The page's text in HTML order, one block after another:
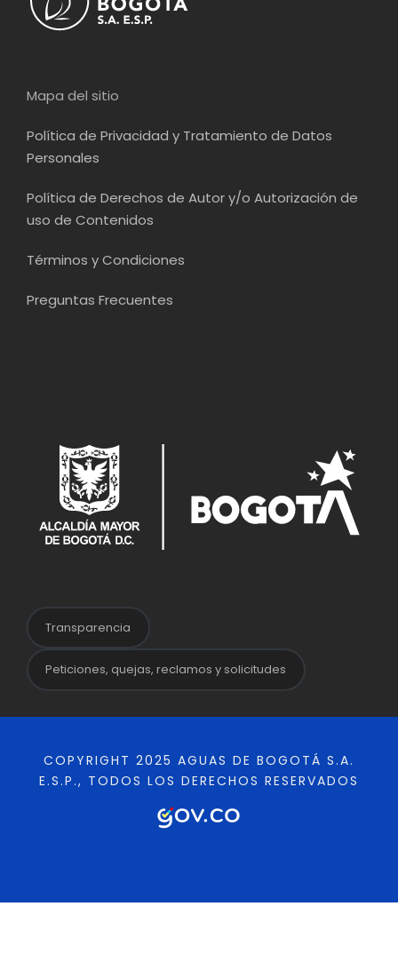
Mapa del sitio
Política de Privacidad y Tratamiento de Datos
Personales
Política de Derechos de Autor y/o Autorización de
uso de Contenidos
Términos y Condiciones
Preguntas Frecuentes
Transparencia
Peticiones, quejas, reclamos y solicitudes
COPYRIGHT 2025 AGUAS DE BOGOTÁ S.A.
E.S.P., TODOS LOS DERECHOS RESERVADOS